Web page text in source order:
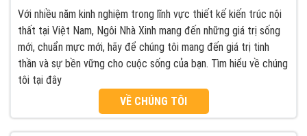
Với nhiều năm kinh nghiệm trong lĩnh vực thiết kế kiến trúc nội
thất tại Việt Nam, Ngôi Nhà Xinh mang đến những giá trị sống
mới, chuẩn mực mới, hãy để chúng tôi mang đến giá trị tinh
thần và sự bền vững cho cuộc sống của bạn. Tìm hiểu về chúng
tôi tại đây
VỀ CHÚNG TÔI